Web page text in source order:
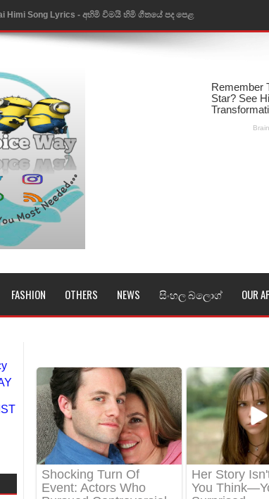
Himi Song Lyrics - අහිමි විමයි හිමි ගීතයේ පද පෙළ
Song Lyrics - මතක පාරනා ගීතයේ පද පෙළ
Song Lyrics - නිම්නාදෙන් ගීතයේ පද පෙළ
Adare Song Lyrics - ඔබමයි මගේ ආදරේ ගීතයේ පද පෙළ
Song Lyrics - පන්සල් ගිහිං ගීතයේ පද පෙළ
Lyrics - අංකෙළිය ගීතයේ පද පෙළ
Song Lyrics - ඩියර් ගෝඩ් ගීතයේ පද පෙළ
KATHA Song Lyrics - මනමාල කතා ගීතයේ පද පෙළ
- Shakira, Burna Boy | 2026 football world cup song lyrics
Aadare Song Lyrics - නුඹ දුන් ආදරේ ගීතයේ පද පෙළ
Anagathe Song Lyrics - ලියමුද දැන් අනාගතේ ගීතයේ පද පෙළ
Lyrics - දෝණි ගීතයේ පද පෙළ
Song Lyrics - බෙන්තර පාලමේ ගීතයේ පද පෙළ
Song Lyrics - සඳ බැබලෙන ගීතයේ පද පෙළ
FASHION OTHERS NEWS සිංහල බ්ලොග් OUR